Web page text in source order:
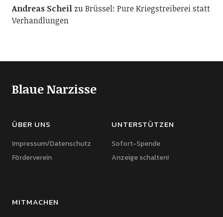
Andreas ScheilzuBrüssel: Pure Kriegstreiberei statt
Verhandlungen
Blaue Narzisse
ÜBER UNS
Impressum/Datenschutz
Förderverein
UNTERSTÜTZEN
Sofort-Spende
Anzeige schalten!
MITMACHEN